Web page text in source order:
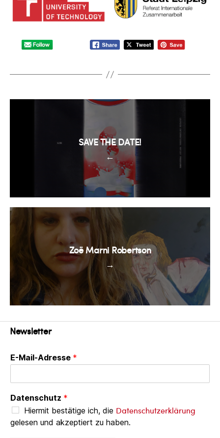
←
SAVE THE DATE!
→
Zoë Marni Robertson
Newsletter
E-Mail-Adresse *
Datenschutz *
Hiermit bestätige ich, die Datenschutzerklärung
gelesen und akzeptiert zu haben.